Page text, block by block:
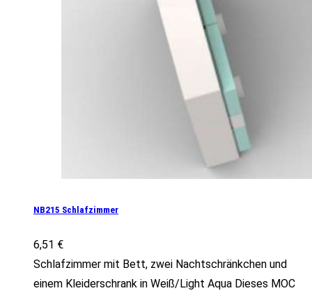
NB215 Schlafzimmer
6,51 €
Schlafzimmer mit Bett, zwei Nachtschränkchen und
einem Kleiderschrank in Weiß/Light Aqua Dieses MOC